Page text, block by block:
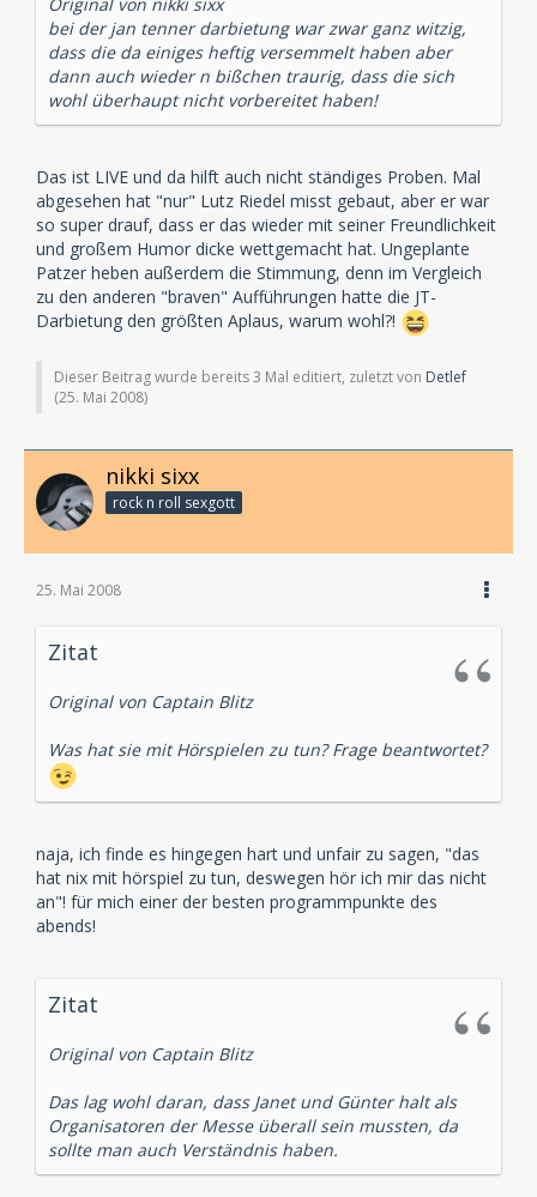
bei der jan tenner darbietung war zwar ganz witzig,
dass die da einiges heftig versemmelt haben aber
dann auch wieder n bißchen traurig, dass die sich
wohl überhaupt nicht vorbereitet haben!
Das ist LIVE und da hilft auch nicht ständiges Proben. Mal
abgesehen hat "nur" Lutz Riedel misst gebaut, aber er war
so super drauf, dass er das wieder mit seiner Freundlichkeit
und großem Humor dicke wettgemacht hat. Ungeplante
Patzer heben außerdem die Stimmung, denn im Vergleich
zu den anderen "braven" Aufführungen hatte die JT-
Darbietung den größten Aplaus, warum wohl?!
Dieser Beitrag wurde bereits 3 Mal editiert, zuletzt von Detlef
(25. Mai 2008)
nikki sixx
rock n roll sexgott
25. Mai 2008
Zitat
Original von Captain Blitz
Was hat sie mit Hörspielen zu tun? Frage beantwortet?
naja, ich finde es hingegen hart und unfair zu sagen, "das
hat nix mit hörspiel zu tun, deswegen hör ich mir das nicht
an"! für mich einer der besten programmpunkte des
abends!
Zitat
Original von Captain Blitz
Das lag wohl daran, dass Janet und Günter halt als
Organisatoren der Messe überall sein mussten, da
sollte man auch Verständnis haben.